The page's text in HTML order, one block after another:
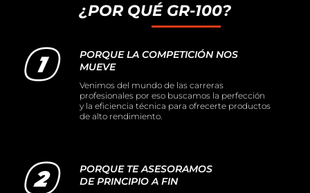
¿POR QUÉ GR-100?
PORQUE LA COMPETICIÓN NOS
MUEVE
Venimos del mundo de las carreras
profesionales por eso buscamos la perfección
y la eficiencia técnica para ofrecerte productos
de alto rendimiento.
PORQUE TE ASESORAMOS
DE PRINCIPIO A FIN